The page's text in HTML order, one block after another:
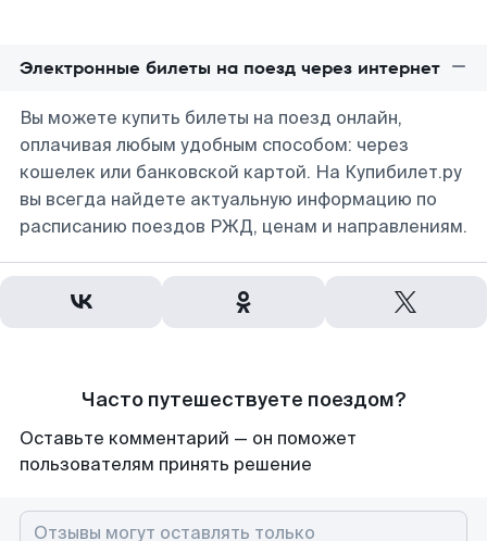
Электронные билеты на поезд через интернет
Вы можете купить билеты на поезд онлайн,
оплачивая любым удобным способом: через
кошелек или банковской картой. На Купибилет.ру
вы всегда найдете актуальную информацию по
расписанию поездов РЖД, ценам и направлениям.
Часто путешествуете поездом?
Оставьте комментарий — он поможет
пользователям принять решение